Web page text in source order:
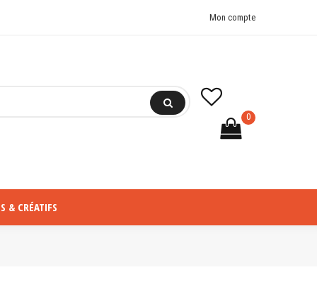
Mon compte
0
& CRÉATIFS